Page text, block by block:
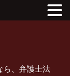
ら、弁護士法